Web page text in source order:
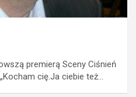
premierą Sceny Ciśnień
cię.Ja ciebie też…